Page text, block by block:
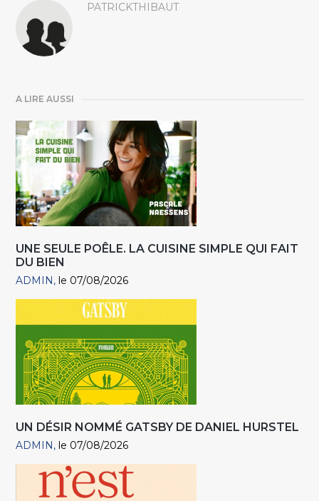
PATRICKTHIBAUT
A LIRE AUSSI
UNE SEULE POÊLE. LA CUISINE SIMPLE QUI FAIT
DU BIEN
ADMIN le 07/08/2026
UN DÉSIR NOMMÉ GATSBY DE DANIEL HURSTEL
ADMIN le 07/08/2026